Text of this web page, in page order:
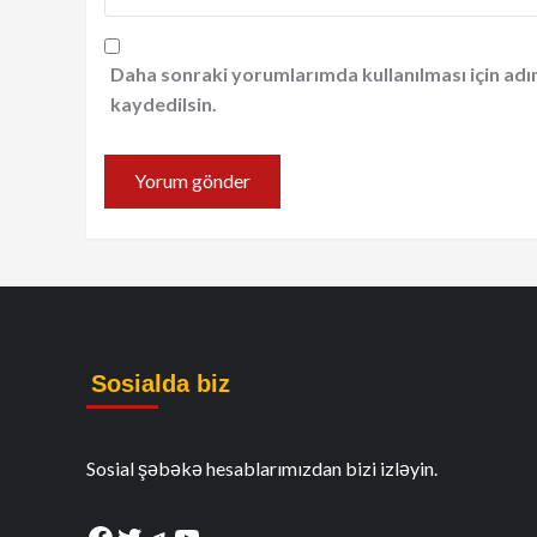
Daha sonraki yorumlarımda kullanılması için
kaydedilsin.
Sosialda biz
Sosial şəbəkə hesablarımızdan bizi izləyin.